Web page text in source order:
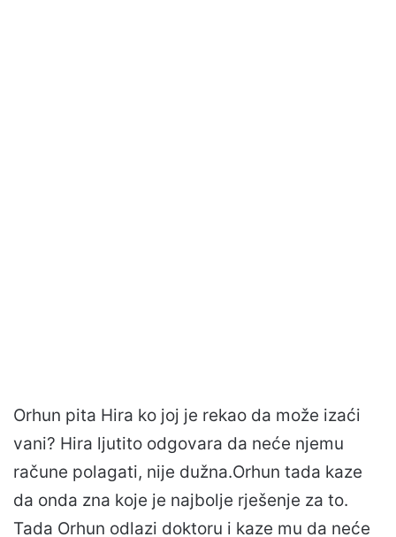
Orhun pita Hira ko joj je rekao da može izaći
vani? Hira ljutito odgovara da neće njemu
račune polagati, nije dužna.Orhun tada kaze
da onda zna koje je najbolje rješenje za to.
Tada Orhun odlazi doktoru i kaze mu da neće